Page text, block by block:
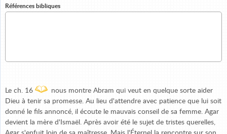
Références bibliques
Le ch. 16
nous montre Abram qui veut en quelque sorte aider
Dieu à tenir sa promesse. Au lieu d'attendre avec patience que lui soit
donné le fils annoncé, il écoute le mauvais conseil de sa femme. Agar
devient la mère d'Ismaël. Après avoir été le sujet de tristes querelles,